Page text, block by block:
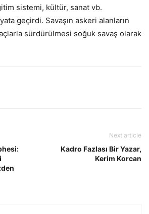
sistemi, kültür, sanat vb.
geçirdi. Savaşın askeri alanların
sürdürülmesi soğuk savaş olarak
Next article
Kadro Fazlası Bir Yazar,
Kerim Korcan